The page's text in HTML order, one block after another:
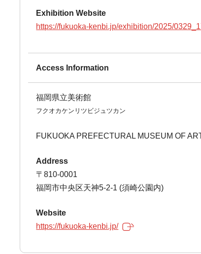
Exhibition Website
https://fukuoka-kenbi.jp/exhibition/2025/
Access Information
福岡県立美術館
フクオカケンリツビジュツカン
FUKUOKA PREFECTURAL MUSEUM OF
Address
〒810-0001
福岡市中央区天神5-2-1 (須崎公園内)
Website
https://fukuoka-kenbi.jp/